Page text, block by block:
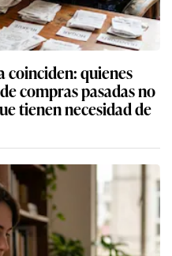
coinciden: quienes
compras pasadas no
tienen necesidad de